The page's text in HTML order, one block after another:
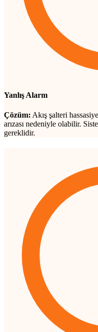
Yanlış Alarm
Çözüm: Akış şalteri
arızası nedeniyle olabilir.
gereklidir.